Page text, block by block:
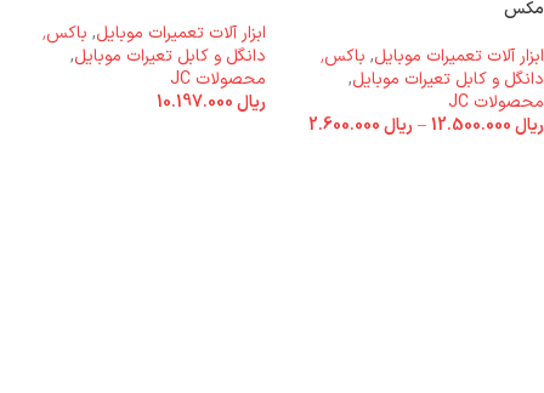
مکس
ابزار آلات تعمیرات موبایل,
باکس٬
دانگل و کابل تعیرات موبایل,
محصولات JC
ریال
– ریال
ابزار آلات تعمیرات موبایل,
باکس٬
دانگل و کابل تعیرات موبایل,
محصولات JC
ریال